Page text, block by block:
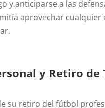
y anticiparse a las
aprovechar
y Retiro de
su retiro del fútbol